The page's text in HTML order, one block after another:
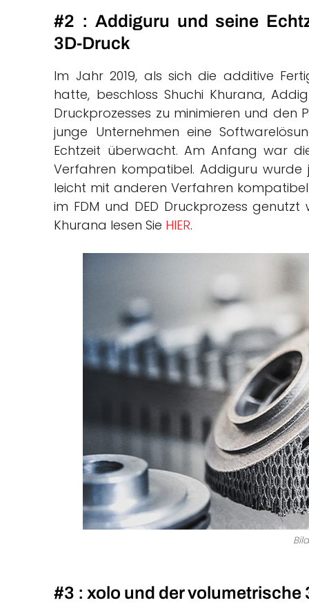
#2 : Addiguru und seine
3D-Druck
Im Jahr 2019, als sich die additive
hatte, beschloss Shuchi Khurana,
Druckprozesses zu minimieren und
junge Unternehmen eine
Echtzeit überwacht. Am Anfang war
Verfahren kompatibel. Addiguru
leicht mit anderen Verfahren
im FDM und DED Druckprozess
Khurana lesen Sie HIER.
#3 : xolo und der volumetrische